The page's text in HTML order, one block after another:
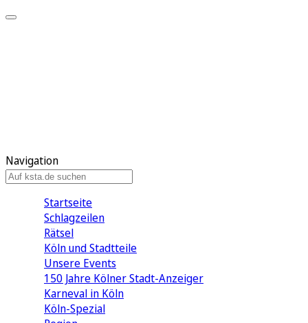
Navigation
Startseite
Schlagzeilen
Rätsel
Köln und Stadtteile
Unsere Events
150 Jahre Kölner Stadt-Anzeiger
Karneval in Köln
Köln-Spezial